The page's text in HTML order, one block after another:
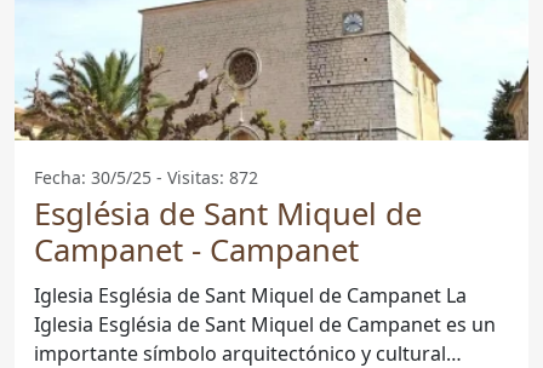
Fecha: 30/5/25 - Visitas: 872
Església de Sant Miquel de
Campanet - Campanet
Iglesia Església de Sant Miquel de Campanet La
Iglesia Església de Sant Miquel de Campanet es un
importante símbolo arquitectónico y cultural